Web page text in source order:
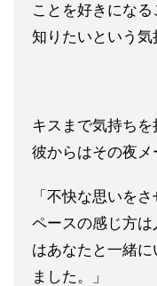
ことを好きにな
知りたい という気
キスまで気持ちを
彼からはその夜メ
「不快な思いを
ペースの感じ方
はあなたと一緒
ました。」